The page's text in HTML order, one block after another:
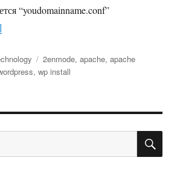
“youdomainname.conf”
Метки
2enmode,apache,apache
,wp install